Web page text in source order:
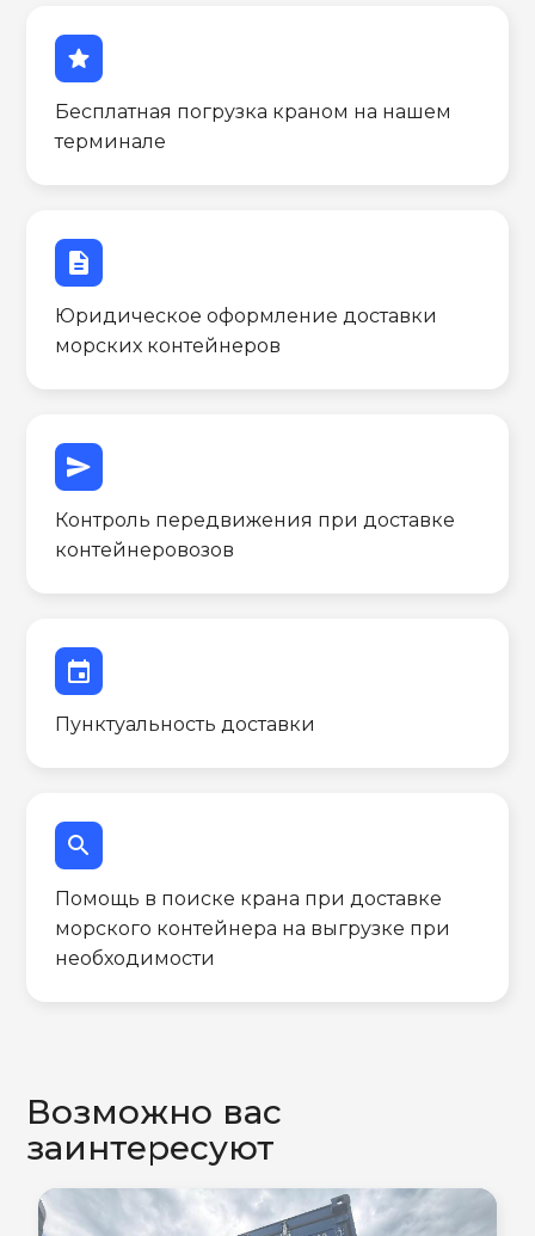
star
Бесплатная погрузка краном на нашем
терминале
description
Юридическое оформление доставки
морских контейнеров
send
Контроль передвижения при доставке
контейнеровозов
event
Пунктуальность доставки
search
Помощь в поиске крана при доставке
морского контейнера на выгрузке при
необходимости
Возможно вас
заинтересуют